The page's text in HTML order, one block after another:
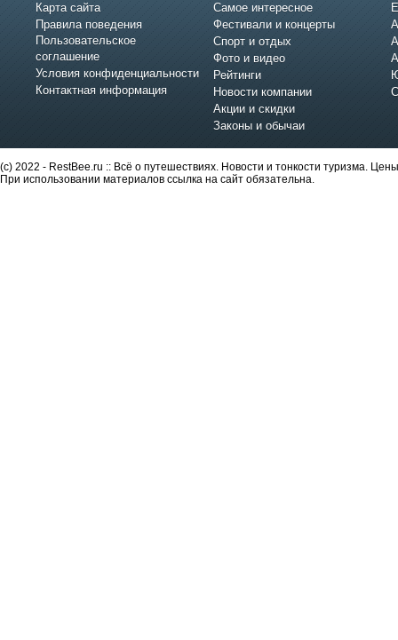
Карта сайта
Правила поведения
Пользовательское
соглашение
Условия конфиденциальности
Контактная информация
Самое интересное
Фестивали и концерты
Спорт и отдых
Фото и видео
Рейтинги
Новости компании
Акции и скидки
Законы и обычаи
(c) 2022 - RestBee.ru :: Всё о путешествиях. Новости и тонкости туризма.
При использовании материалов ссылка на сайт обязательна.